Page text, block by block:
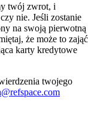
twój zwrot, i
nie. Jeśli zostanie
na swoją pierwotną
że może to zająć
karty kredytowe
twojego